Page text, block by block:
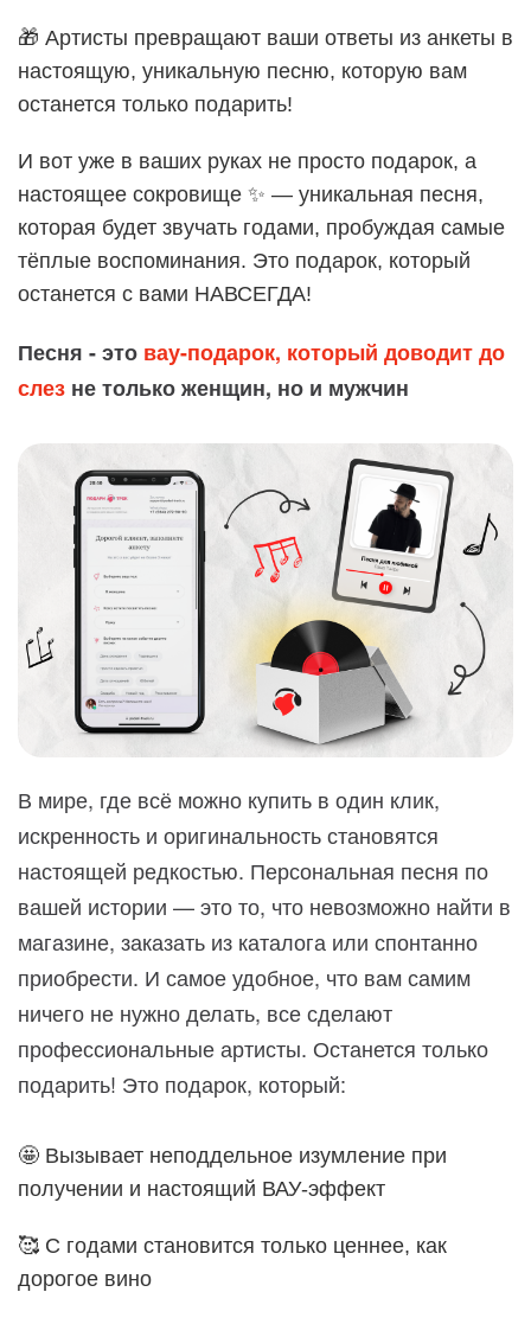
🎁 Артисты превращают ваши ответы из анкеты в
настоящую, уникальную песню, которую вам
останется только подарить!
И вот уже в ваших руках не просто подарок, а
настоящее сокровище ✨ — уникальная песня,
которая будет звучать годами, пробуждая самые
тёплые воспоминания. Это подарок, который
останется с вами НАВСЕГДА!
Песня - это вау-подарок, который доводит до
слез не только женщин, но и мужчин
В мире, где всё можно купить в один клик,
искренность и оригинальность становятся
настоящей редкостью. Персональная песня по
вашей истории — это то, что невозможно найти в
магазине, заказать из каталога или спонтанно
приобрести. И самое удобное, что вам самим
ничего не нужно делать, все сделают
профессиональные артисты. Останется только
подарить! Это подарок, который:
🤩 Вызывает неподдельное изумление при
получении и настоящий ВАУ-эффект
🥰 С годами становится только ценнее, как
дорогое вино